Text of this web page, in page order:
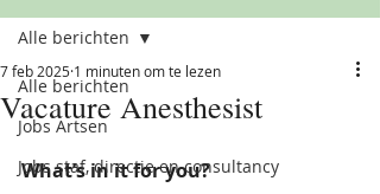
Alle berichten
Jobs Artsen
Jobs staf, directie en consultancy
Alle berichten
Vacature Anesthesist
7 feb 2025 1 minuten om te lezen
What’s in it for you?